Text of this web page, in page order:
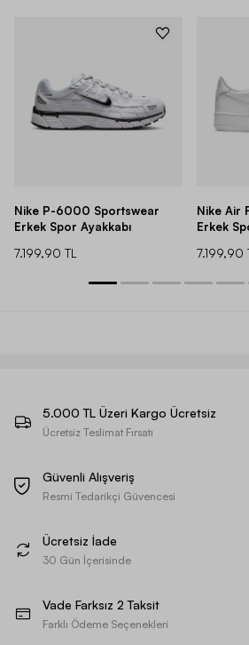
Nike P-6000 Sportswear
Erkek Spor Ayakkabı
7.199,90 TL
Nike Air
Erkek
7.199,90
5.000 TL Üzeri Kargo Ücretsiz
Ücretsiz Teslimat Fırsatı
Güvenli Alışveriş
Resmi Tedarikçi Güvencesi
Ücretsiz İade
30 Gün İçerisinde
Vade Farksız 2 Taksit
Farklı Ödeme Seçenekleri